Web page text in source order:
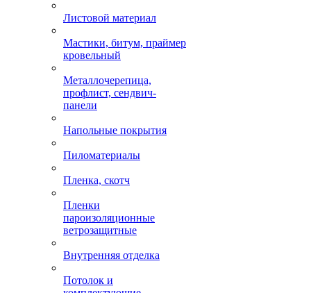
Листовой материал
Мастики, битум, праймер
кровельный
Металлочерепица,
профлист, сендвич-
панели
Напольные покрытия
Пиломатериалы
Пленка, скотч
Пленки
пароизоляционные
ветрозащитные
Внутренняя отделка
Потолок и